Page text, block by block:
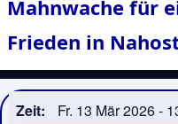
Mahnwache für
Frieden in
Zeit
Fr. 13 Mär 2026 -